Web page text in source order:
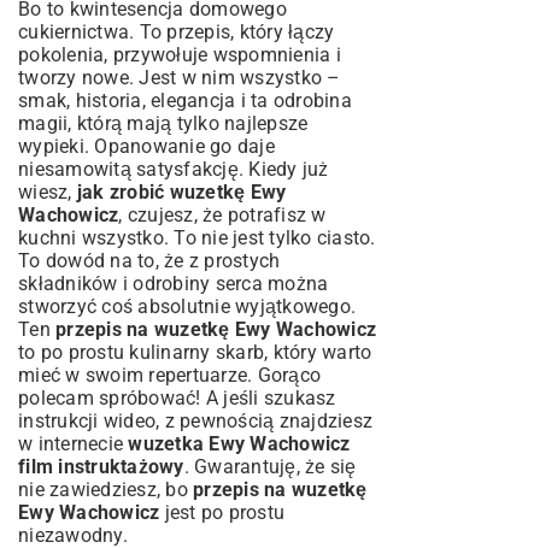
Bo to kwintesencja domowego
cukiernictwa. To przepis, który łączy
pokolenia, przywołuje wspomnienia i
tworzy nowe. Jest w nim wszystko –
smak, historia, elegancja i ta odrobina
magii, którą mają tylko najlepsze
wypieki. Opanowanie go daje
niesamowitą satysfakcję. Kiedy już
wiesz, jak zrobić wuzetkę Ewy
Wachowicz, czujesz, że potrafisz w
kuchni wszystko. To nie jest tylko ciasto.
To dowód na to, że z prostych
składników i odrobiny serca można
stworzyć coś absolutnie wyjątkowego.
Ten przepis na wuzetkę Ewy Wachowicz
to po prostu kulinarny skarb, który warto
mieć w swoim repertuarze. Gorąco
polecam spróbować! A jeśli szukasz
instrukcji wideo, z pewnością znajdziesz
w interneciewuzetka Ewy Wachowicz
film instruktażowy. Gwarantuję, że się
nie zawiedziesz, bo przepis na wuzetkę
Ewy Wachowicz jest po prostu
niezawodny.